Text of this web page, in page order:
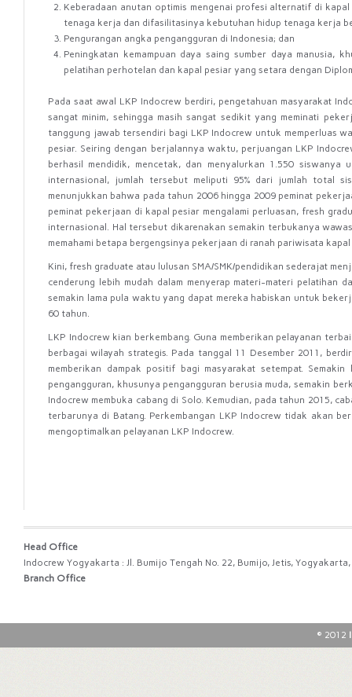
Keberadaan anutan optimis mengenai profesi alternatif di kapal
tenaga kerja dan difasilitasinya kebutuhan hidup tenaga kerja
Pengurangan angka pengangguran di Indonesia; dan
Peningkatan kemampuan daya saing sumber daya manusia,
pelatihan perhotelan dan kapal pesiar yang setara dengan
Pada saat awal LKP Indocrew berdiri, pengetahuan masyarakat
sangat minim, sehingga masih sangat sedikit yang meminati
tanggung jawab tersendiri bagi LKP Indocrew untuk memperluas
pesiar. Seiring dengan berjalannya waktu, perjuangan LKP
berhasil mendidik, mencetak, dan menyalurkan 1.550 siswanya
internasional,
jumlah tersebut meliputi 95% dari jumlah total
menunjukkan bahwa pada tahun 2006 hingga 2009 peminat
peminat pekerjaan di kapal pesiar mengalami perluasan, fresh
internasional.
Hal tersebut dikarenakan semakin terbukanya
memahami betapa bergengsinya pekerjaan di ranah pariwisata kapal
Kini, fresh graduate atau lulusan SMA/SMK/pendidikan sederajat
cenderung lebih mudah dalam menyerap materi-materi pelatihan
semakin lama pula waktu yang dapat mereka habiskan untuk
60 tahun.
LKP Indocrew kian berkembang. Guna memberikan pelayanan
berbagai wilayah strategis. Pada tanggal 11 Desember 2011,
memberikan dampak positif bagi masyarakat setempat. Semakin
pengangguran, khusunya pengangguran berusia muda, semakin
Indocrew membuka cabang di Solo. Kemudian, pada tahun 2015,
terbarunya di Batang. Perkembangan LKP Indocrew tidak akan
mengoptimalkan pelayanan LKP Indocrew.
Head Office
Indocrew Yogyakarta : Jl. Bumijo Tengah No. 22, Bumijo, Jetis,
Branch Office
© 2012